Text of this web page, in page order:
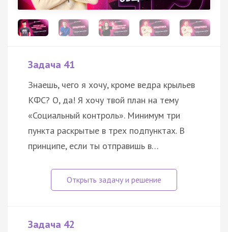
Задача 41
Знаешь, чего я хочу, кроме ведра крыльев
КФС? О, да! Я хочу твой план на тему
«Социальный контроль». Минимум три
пункта раскрытые в трех подпунктах. В
принципе, если ты отправишь в…
Задача 42